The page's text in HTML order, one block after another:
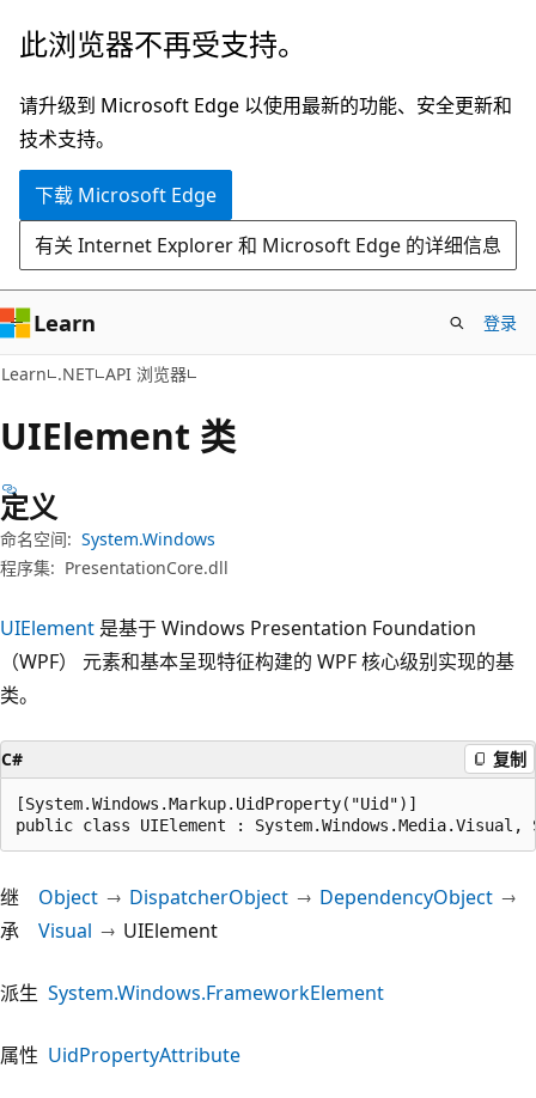
跳
主
要
内
跳
页
内
导
此浏览器不再受支持。
请升级到 Microsoft Edge 以使用最新的功能、安全更新和
技术支持。
下载 Microsoft Edge
有关 Internet Explorer 和 Microsoft Edge 的详细信息
Learn 登录
Learn .NET API 浏览器
UIElement 类
定义
命名空间: System.Windows
程序集: PresentationCore.dll
UIElement 是基于 Windows Presentation Foundation
（WPF） 元素和基本呈现特征构建的 WPF 核心级别实现的基
类。
C# 复制
[System.Windows.Markup.UidProperty("Uid")]
public class UIElement : System.Windows.Media.Visual,
继
承
Object DispatcherObject
DependencyObject
Visual
UIElement
派生 System.Windows.FrameworkElement
属性 UidPropertyAttribute